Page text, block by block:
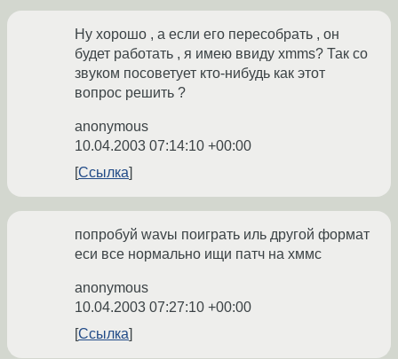
Ну хорошо , а если его пересобрать , он
будет работать , я имею ввиду xmms? Так со
звуком посоветует кто-нибудь как этот
вопрос решить ?
anonymous
10.04.2003 07:14:10 +00:00
Ссылка
попробуй wavы поиграть иль другой формат
еси все нормально ищи патч на хммс
anonymous
10.04.2003 07:27:10 +00:00
Ссылка